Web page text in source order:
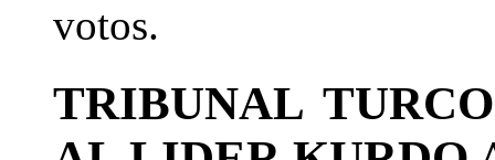
votos.
TRIBUNAL